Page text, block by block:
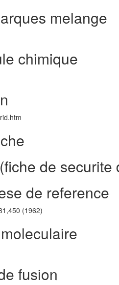
melange
chimique
de securite
de reference
(1962)
fusion